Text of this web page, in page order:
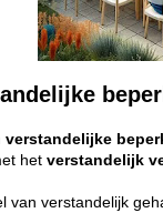
verstandelijke
hetverstandelijk
van verstandelijk